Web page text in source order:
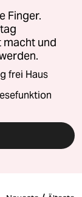
Finger.
macht und
frei Haus